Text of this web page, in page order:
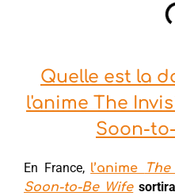
Quelle est la
l'anime The
Soon-
En France, l’anime
Soon-to-Be Wife